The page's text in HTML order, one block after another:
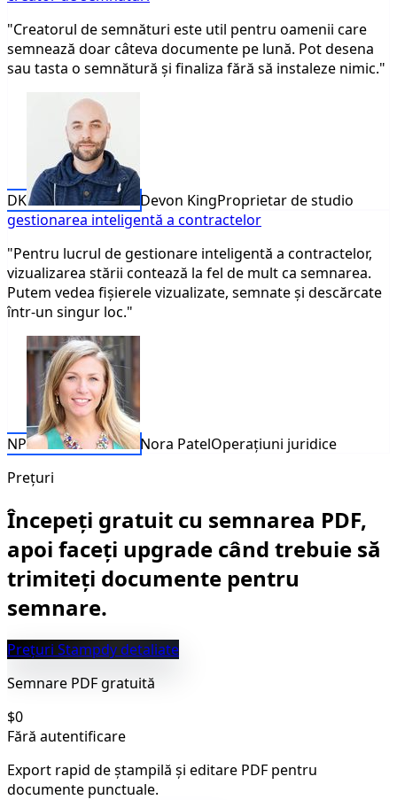
"Creatorul de semnături este util pentru oamenii care
semnează doar câteva documente pe lună. Pot desena
sau tasta o semnătură și finaliza fără să instaleze nimic."
DK Devon KingProprietar de studio
gestionarea inteligentă a contractelor
"Pentru lucrul de gestionare inteligentă a contractelor,
vizualizarea stării contează la fel de mult ca semnarea.
Putem vedea fișierele vizualizate, semnate și descărcate
într-un singur loc."
NP Nora PatelOperațiuni juridice
Prețuri
Începeți gratuit cu semnarea PDF,
apoi faceți upgrade când trebuie să
trimiteți documente pentru
semnare.
Prețuri Stampdy detaliate
Semnare PDF gratuită
$0
Fără autentificare
Export rapid de ștampilă și editare PDF pentru
documente punctuale.